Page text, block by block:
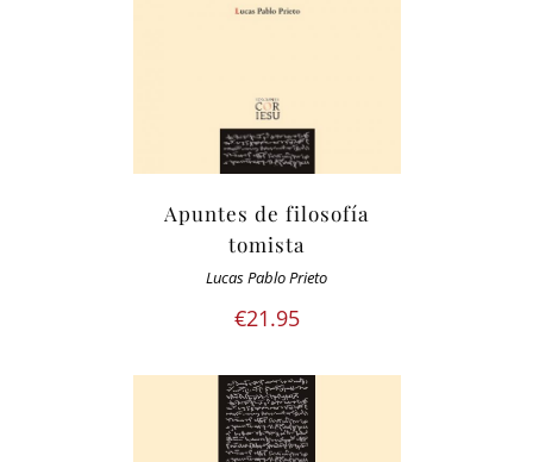
Apuntes de filosofía
tomista
Lucas Pablo Prieto
€21.95